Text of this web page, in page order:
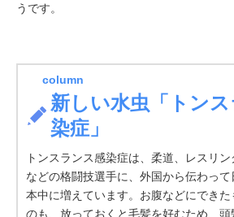
うです。
column
新しい水虫「トン
染症」
トンスランス感染症は、柔道、レスリン
などの格闘技選手に、外国から伝わって
本中に増えています。お腹などにできた
のも、放っておくと毛髪を好むため、頭